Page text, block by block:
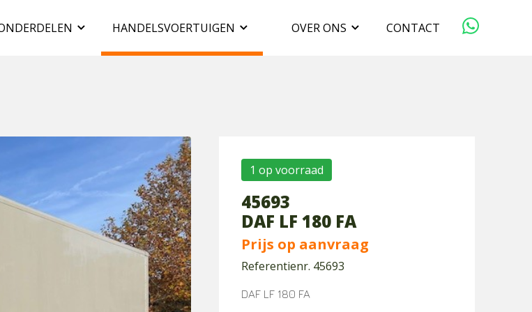
HANDELSVOERTUIGEN OVER ONS
DUURZAAMHEID
CONTACT
1 op voorraad
45693
DAF LF 180 FA
Prijs op aanvraag
Referentienr. 45693
DAF LF 180 FA